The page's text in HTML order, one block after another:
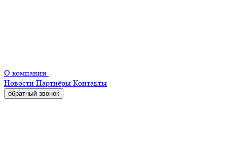
О компании
Новости Партнёры Контакты
обратный звонок